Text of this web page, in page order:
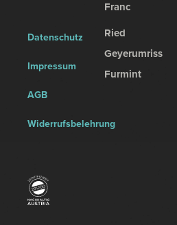
Datenschutz
Impressum
AGB
Widerrufsbelehrung
Franc
Ried
Geyerumriss
Furmint